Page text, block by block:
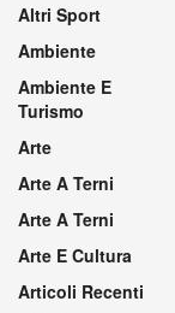
Altri Sport
Ambiente
Ambiente E
Turismo
Arte
Arte A Terni
Arte A Terni
Arte E Cultura
Articoli Recenti